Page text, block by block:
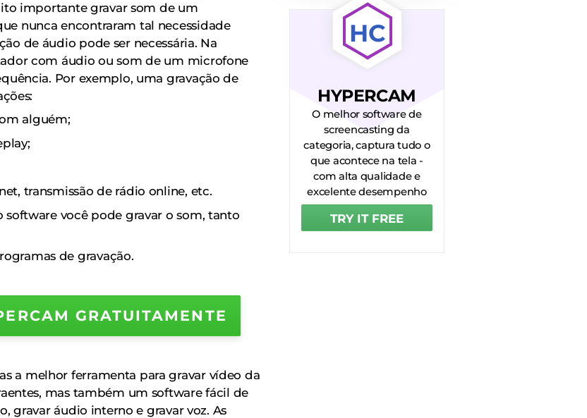
importante gravar som de um
nunca encontraram tal necessidade
de áudio pode ser necessária. Na
com áudio ou som de um microfone
Por exemplo, uma gravação de
alguém;
transmissão de rádio online, etc.
você pode gravar o som, tanto
de gravação.
GRATUITAMENTE
a melhor ferramenta para gravar vídeo da
mas também um software fácil de
gravar áudio interno e gravar voz. As
HC
HYPERCAM
O melhor software de
screencasting da
categoria, captura tudo o
que acontece na tela -
com alta qualidade e
excelente desempenho
TRY IT FREE